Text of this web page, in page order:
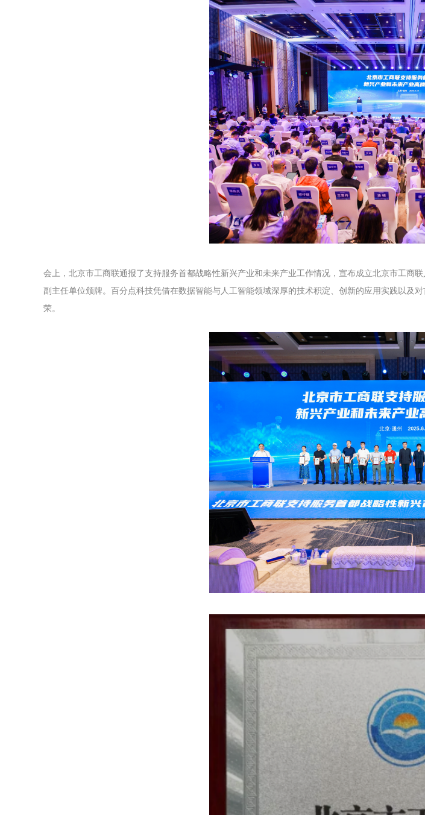
会上，北京市工商联通报了支持服务首都战略性新兴产业和未来产业工作情况，宣布成立北京市工商
副主任单位颁牌。百分点科技凭借在数据智能与人工智能领域深厚的技术积淀、创新的应用实践以及
荣。